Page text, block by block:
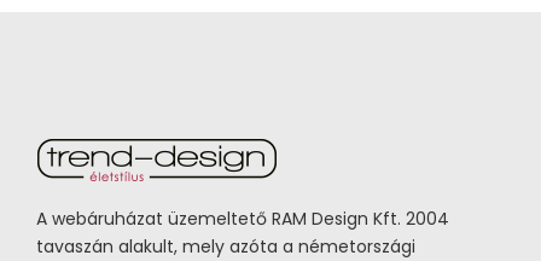
A webáruházat üzemeltető RAM Design Kft. 2004
tavaszán alakult, mely azóta a németországi